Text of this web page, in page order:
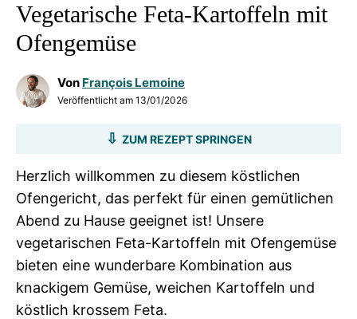
Vegetarische Feta-Kartoffeln mit
Ofengemüse
Von François Lemoine
Veröffentlicht am 13/01/2026
ZUM REZEPT SPRINGEN
Herzlich willkommen zu diesem köstlichen
Ofengericht, das perfekt für einen gemütlichen
Abend zu Hause geeignet ist! Unsere
vegetarischen Feta-Kartoffeln mit Ofengemüse
bieten eine wunderbare Kombination aus
knackigem Gemüse, weichen Kartoffeln und
köstlich krossem Feta.